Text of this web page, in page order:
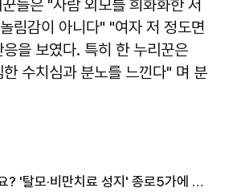
들은 "사람 외모를 희화화한 저
림감이 아니다" "여자 저 정도면
을 보였다. 특히 한 누리꾼은
수치심과 분노를 느낀다" 며 분
'종로자로'를 아시나요? '탈모·비만치료 성지' 종로5가에 2030 몰려간다